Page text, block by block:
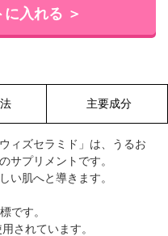
入れる ＞
主要成分
ィズセラミド」は、うるお
サプリメントです。
い肌へと導きます。
です。
されています。